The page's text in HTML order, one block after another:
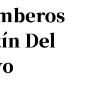
Del